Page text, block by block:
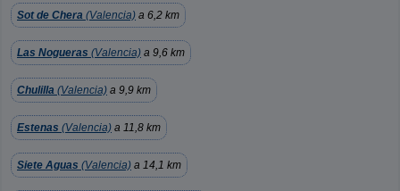
Sot de Chera (Valencia) a 6,2 km
Las Nogueras (Valencia) a 9,6 km
Chulilla (Valencia) a 9,9 km
Estenas (Valencia) a 11,8 km
Siete Aguas (Valencia) a 14,1 km